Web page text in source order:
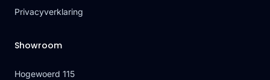
Privacyverklaring
Showroom
Hogewoerd 115